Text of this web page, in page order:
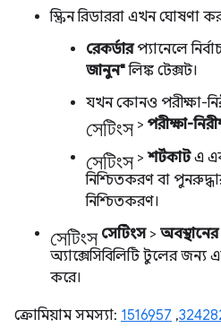
স্ক্রিন রিডাররা এখন ঘোষণা
রেকর্ডারপ্যানেলে
জানুন"লিঙ্ক টেক্সট।
যখন কোনও পরীক্ষা-
সেটিংস> পরীক্ষা-
সেটিংস>শর্টকাটএ
নিশ্চিতকরণ বা
নিশ্চিতকরণ।
সেটিংস সেটিংস> অবস্থানের
অ্যাক্সেসিবিলিটি টুলের জন্য
করে।
ক্রোমিয়াম সমস্যা: 1516957 ,